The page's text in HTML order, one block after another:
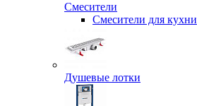
Смесители
Смесители для кухни
Душевые лотки